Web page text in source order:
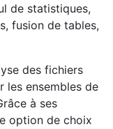
de statistiques,
fusion de tables,
des fichiers
les ensembles de
à ses
option de choix